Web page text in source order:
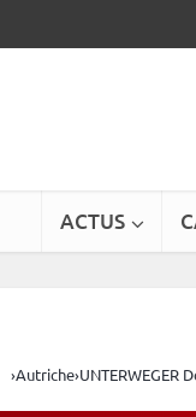
ACTUS
›Autriche›UNTERWEGER